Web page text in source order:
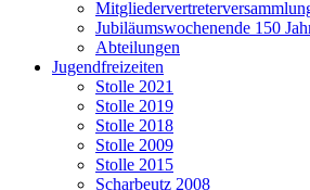
Jubiläumswochenende 150
Abteilungen
Jugendfreizeiten
Stolle 2021
Stolle 2019
Stolle 2018
Stolle 2009
Stolle 2015
Scharbeutz 2008